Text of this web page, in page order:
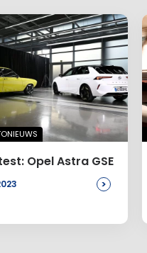
Opel Astra GSE
>